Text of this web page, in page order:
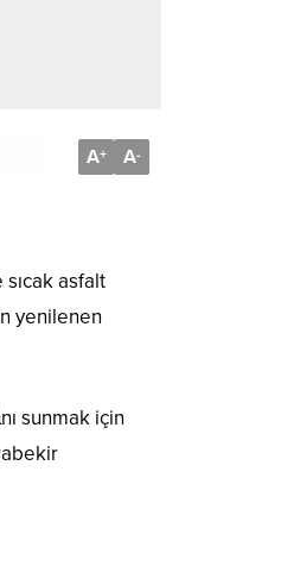
A+ A-
asfalt
yenilenen
sunmak için